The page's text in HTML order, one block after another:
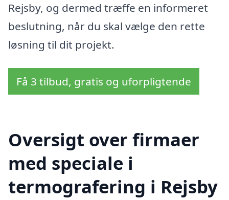
Rejsby, og dermed træffe en informeret
beslutning, når du skal vælge den rette
løsning til dit projekt.
Få 3 tilbud, gratis og uforpligtende
Oversigt over firmaer
med speciale i
termografering i Rejsby